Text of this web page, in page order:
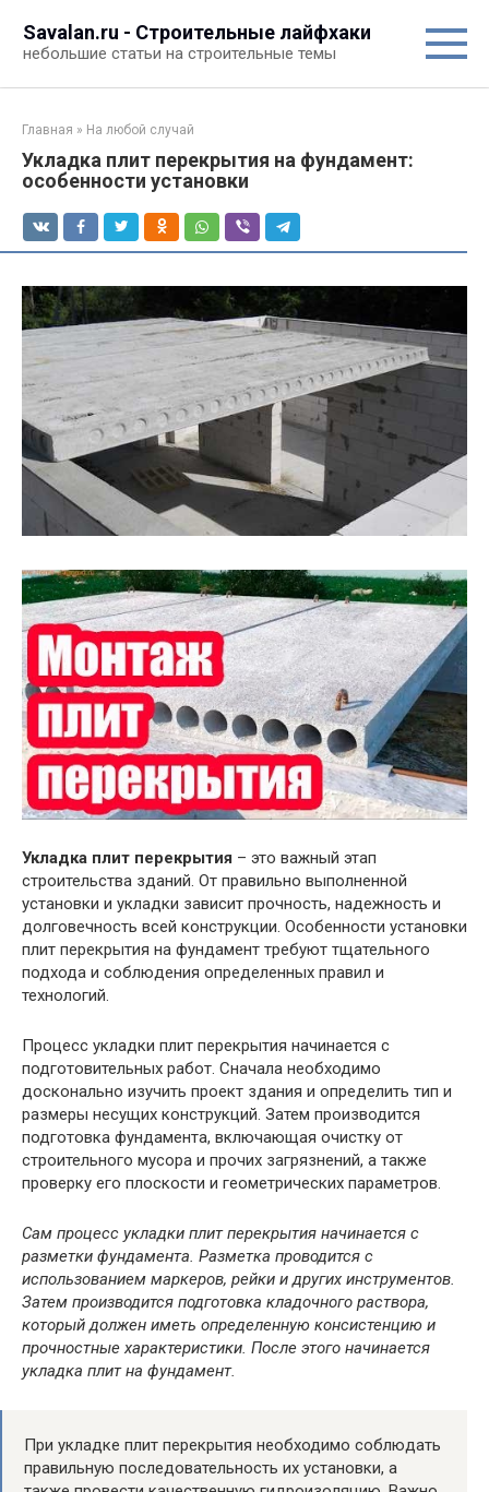
контенту
Savalan.ru - Строительные лайфхаки
небольшие статьи на строительные темы
Главная » На любой случай
Укладка плит перекрытия на фундамент:
особенности установки
Укладка плит перекрытия – это важный этап
строительства зданий. От правильно выполненной
установки и укладки зависит прочность, надежность и
долговечность всей конструкции. Особенности установки
плит перекрытия на фундамент требуют тщательного
подхода и соблюдения определенных правил и
технологий.
Процесс укладки плит перекрытия начинается с
подготовительных работ. Сначала необходимо
досконально изучить проект здания и определить тип и
размеры несущих конструкций. Затем производится
подготовка фундамента, включающая очистку от
строительного мусора и прочих загрязнений, а также
проверку его плоскости и геометрических параметров.
Сам процесс укладки плит перекрытия начинается с
разметки фундамента. Разметка проводится с
использованием маркеров, рейки и других инструментов.
Затем производится подготовка кладочного раствора,
который должен иметь определенную консистенцию и
прочностные характеристики. После этого начинается
укладка плит на фундамент.
При укладке плит перекрытия необходимо соблюдать
правильную последовательность их установки, а